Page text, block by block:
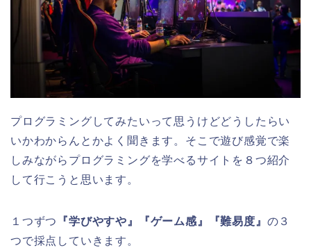
プログラミングしてみたいって思うけどどうしたらい
いかわからんとかよく聞きます。そこで遊び感覚で楽
しみながらプログラミングを学べるサイトを８つ紹介
して行こうと思います。
１つずつ 『学びやすや』『ゲーム感』『難易度』 の３
つで採点していきます。